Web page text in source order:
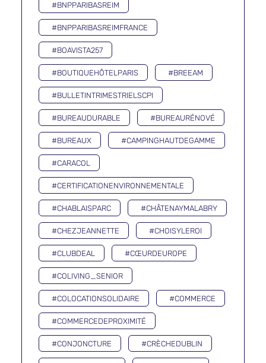
#BNPPARIBASREIM
#BNPPARIBASREIMFRANCE
#BOAVISTA257
#BOUTIQUEHÔTELPARIS #BREEAM
#BULLETINTRIMESTRIELSCPI
#BUREAUDURABLE #BUREAURÉNOVÉ
#BUREAUX #CAMPINGHAUTDEGAMME
#CARACOL
#CERTIFICATIONENVIRONNEMENTALE
#CHABLAISPARC #CHÂTENAYMALABRY
#CHEZJEANNETTE #CHOISYLEROI
#CLUBDEAL #CŒURDEUROPE
#COLIVING_SENIOR
#COLOCATIONSOLIDAIRE #COMMERCE
#COMMERCEDEPROXIMITÉ
#CONJONCTURE #CRÈCHEDUBLIN